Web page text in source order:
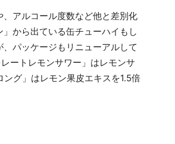
アルコール度数など他と差別化
から出ている缶チューハイもし
、パッケージもリニューアルして
ートレモンサワー」はレモンサ
グ」はレモン果皮エキスを1.5倍